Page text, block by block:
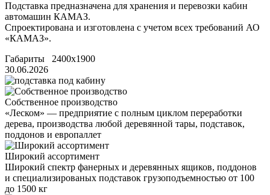
Подставка предназначена для хранения и перевозки кабин
автомашин КАМАЗ.
Спроектирована и изготовлена с учетом всех требований АО
«КАМАЗ».
Габариты 2400х1900
30.06.2026
Собственное производство
«Леском» — предприятие с полным циклом переработки
дерева, производства любой деревянной тары, подставок,
поддонов и европаллет
Широкий ассортимент
Широкий спектр фанерных и деревянных ящиков, поддонов
и специализированых подставок грузоподъемностью от 100
до 1500 кг